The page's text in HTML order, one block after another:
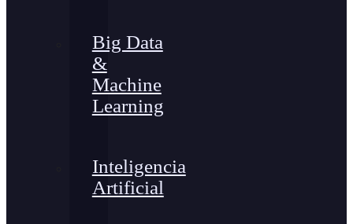
Big Data
&
Machine
Learning
Inteligencia
Artificial